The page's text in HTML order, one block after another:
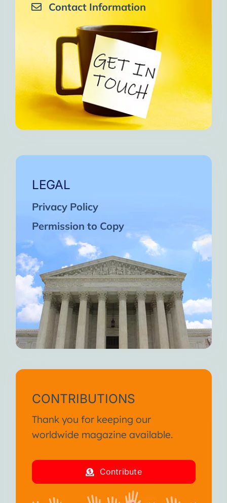
Contact Information
LEGAL
Privacy Policy
Permission to Copy
CONTRIBUTIONS
Thank you for keeping our
worldwide magazine available.
Contribute